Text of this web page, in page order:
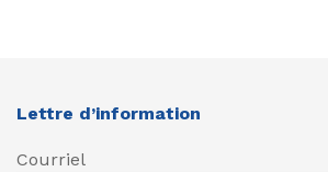
Lettre d’information
Courriel